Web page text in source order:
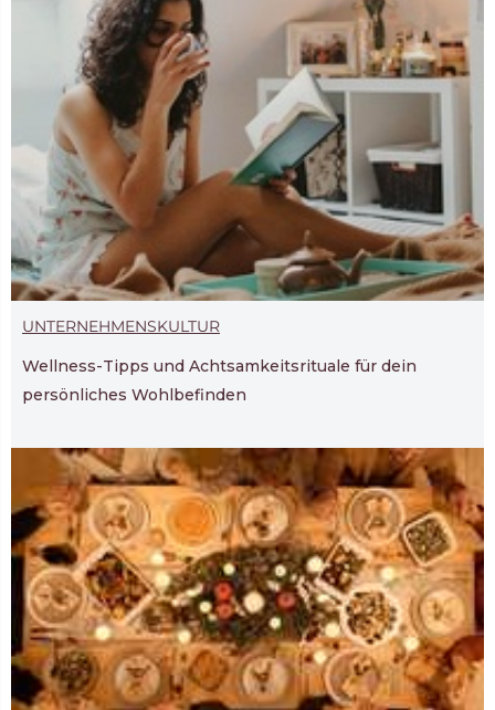
UNTERNEHMENSKULTUR
Wellness-Tipps und Achtsamkeitsrituale für dein
persönliches Wohlbefinden